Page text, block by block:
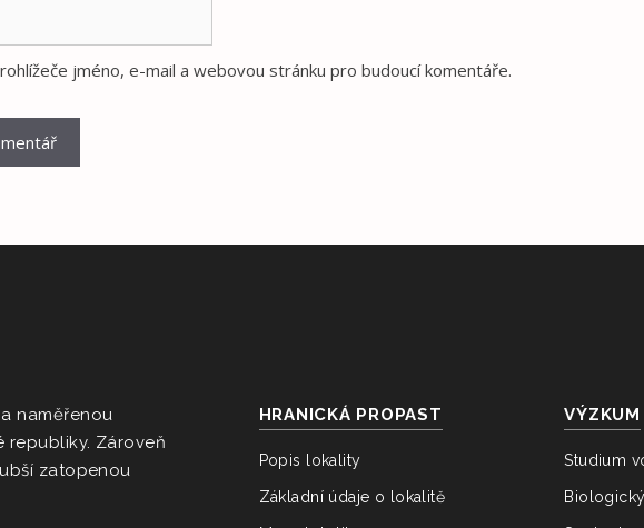
jméno, e-mail a webovou stránku pro budoucí komentáře.
naměřenou
republiky. Zároveň
zatopenou
HRANICKÁ PROPAST
Popis lokality
Základní údaje o lokalitě
VÝZKUM
Studium